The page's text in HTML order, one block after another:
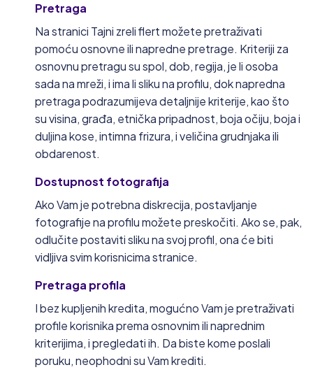
Pretraga
Na stranici Tajni zreli flert možete pretraživati
pomoću osnovne ili napredne pretrage. Kriteriji za
osnovnu pretragu su spol, dob, regija, je li osoba
sada na mreži, i ima li sliku na profilu, dok napredna
pretraga podrazumijeva detaljnije kriterije, kao što
su visina, građa, etnička pripadnost, boja očiju, boja i
duljina kose, intimna frizura, i veličina grudnjaka ili
obdarenost.
Dostupnost fotografija
Ako Vam je potrebna diskrecija, postavljanje
fotografije na profilu možete preskočiti. Ako se, pak,
odlučite postaviti sliku na svoj profil, ona će biti
vidljiva svim korisnicima stranice.
Pretraga profila
I bez kupljenih kredita, mogućno Vam je pretraživati
profile korisnika prema osnovnim ili naprednim
kriterijima, i pregledati ih. Da biste kome poslali
poruku, neophodni su Vam krediti.